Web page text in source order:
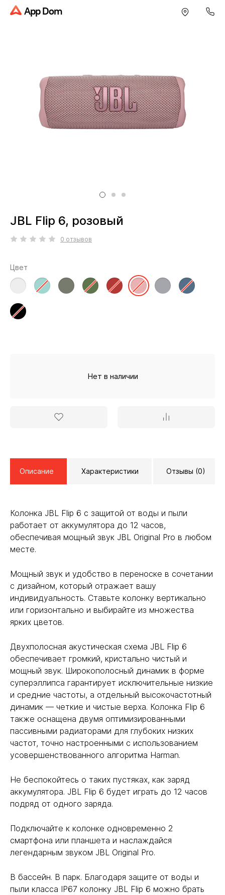
App Dom
JBL Flip 6, розовый
0 отзывов
Цвет
Нет в наличии
Описание Характеристики Отзывы (0)
Колонка JBL Flip 6 с защитой от воды и пыли
работает от аккумулятора до 12 часов,
обеспечивая мощный звук JBL Original Pro в любом
месте.
Мощный звук и удобство в переноске в сочетании
с дизайном, который отражает вашу
индивидуальность. Ставьте колонку вертикально
или горизонтально и выбирайте из множества
ярких цветов.
Двухполосная акустическая схема JBL Flip 6
обеспечивает громкий, кристально чистый и
мощный звук. Широкополосный динамик в форме
суперэллипса гарантирует исключительные низкие
и средние частоты, а отдельный высокочастотный
динамик — четкие и чистые верха. Колонка Flip 6
также оснащена двумя оптимизированными
пассивными радиаторами для глубоких низких
частот, точно настроенными с использованием
усовершенствованного алгоритма Harman.
Не беспокойтесь о таких пустяках, как заряд
аккумулятора. JBL Flip 6 будет играть до 12 часов
подряд от одного заряда.
Подключайте к колонке одновременно 2
смартфона или планшета и наслаждайся
легендарным звуком JBL Original Pro.
В бассейн. В парк. Благодаря защите от воды и
пыли класса IP67 колонку JBL Flip 6 можно брать